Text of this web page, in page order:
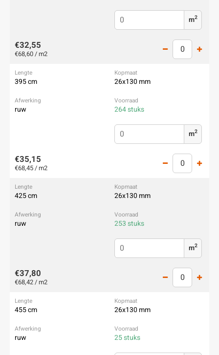
m2
€32,55
€68,60 / m2
395 cm 26x130 mm
ruw 264 stuks
m2
€35,15
€68,45 / m2
425 cm 26x130 mm
ruw 253 stuks
m2
€37,80
€68,42 / m2
455 cm 26x130 mm
ruw 25 stuks